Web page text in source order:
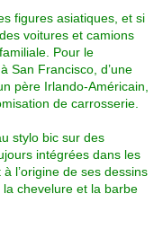
figures asiatiques, et si
voitures et camions
Pour le
San Francisco, d’une
père Irlando-Américain,
de carrosserie.
stylo bic sur des
intégrées dans les
l’origine de ses dessins
chevelure et la barbe